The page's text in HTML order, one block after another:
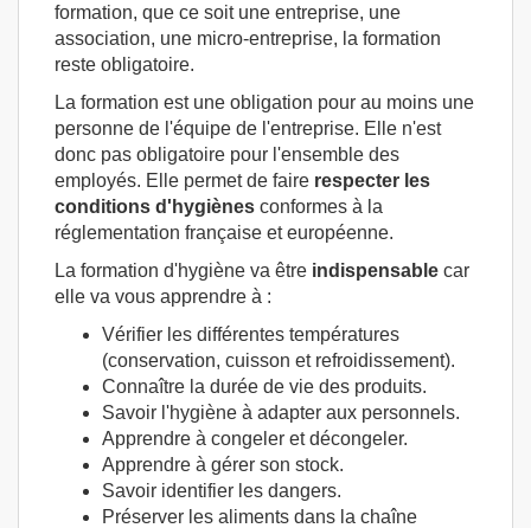
formation, que ce soit une entreprise, une
association, une micro-entreprise, la formation
reste obligatoire.
La formation est une obligation pour au moins une
personne de l'équipe de l'entreprise. Elle n'est
donc pas obligatoire pour l'ensemble des
employés. Elle permet de faire respecter les
conditions d'hygiènes conformes à la
réglementation française et européenne.
La formation d'hygiène va être indispensable car
elle va vous apprendre à :
Vérifier les différentes températures
(conservation, cuisson et refroidissement).
Connaître la durée de vie des produits.
Savoir l'hygiène à adapter aux personnels.
Apprendre à congeler et décongeler.
Apprendre à gérer son stock.
Savoir identifier les dangers.
Préserver les aliments dans la chaîne